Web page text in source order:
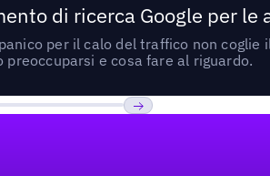
di ricerca Google per le
per il calo del traffico non coglie
e cosa fare al riguardo.